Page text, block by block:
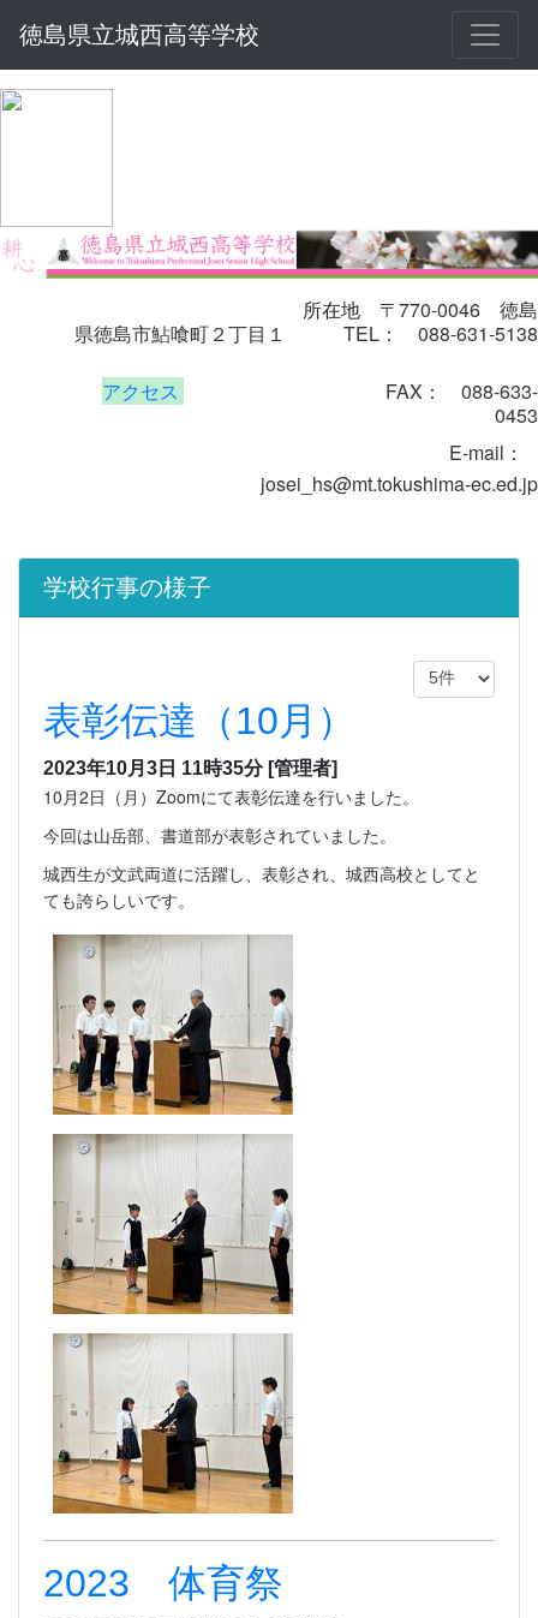
徳島県立城西高等学校
所在地 〒770-0046 徳島
県徳島市鮎喰町２丁目１ TEL： 088-631-5138
アクセス
FAX： 088-633-
0453
E-mail ：
josei_hs@mt.tokushima-ec.ed.jp
学校行事の様子
表彰伝達（10月）
2023年10月3日 11時35分 [管理者]
10月2日（月）Zoomにて表彰伝達を行いました。
今回は山岳部、書道部が表彰されていました。
城西生が文武両道に活躍し、表彰され、城西高校としてと
ても誇らしいです。
2023 体育祭